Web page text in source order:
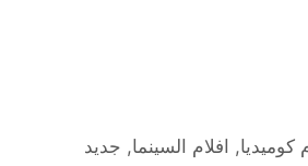
كوميديا, افلام السينما, جديد